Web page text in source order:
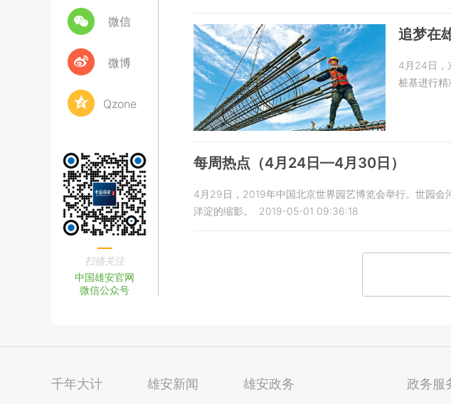
微信
微博
Qzone
扫描关注
中国雄安官网
微信公众号
追梦在
4月24日，
桩基进行精
每周热点（4月24日—4月30日）
4月29日，2019年中国北京世界园艺博览会举行。世园会
洋淀的缩影。
2019-05-01 09:36:18
千年大计 雄安新闻 雄安政务 政务服